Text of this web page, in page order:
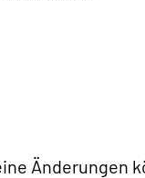
Änderungen